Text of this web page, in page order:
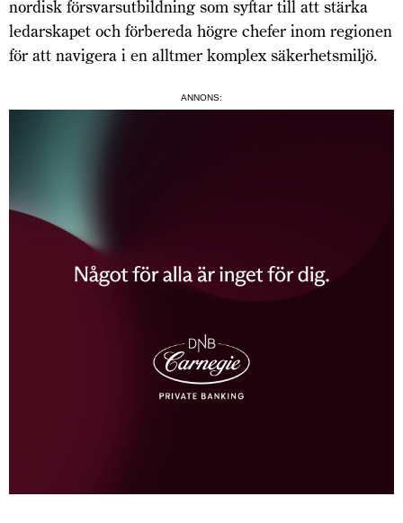
nordisk försvarsutbildning som syftar till att stärka
ledarskapet och förbereda högre chefer inom regionen
för att navigera i en alltmer komplex säkerhetsmiljö.
ANNONS: